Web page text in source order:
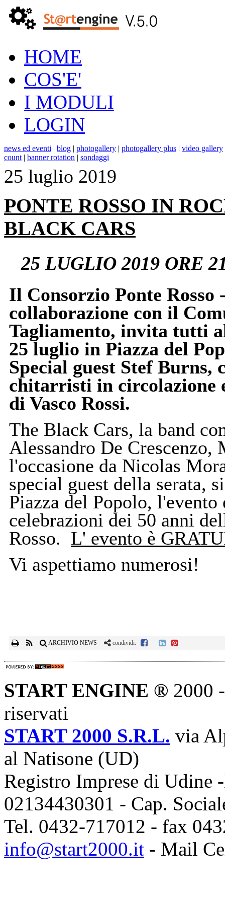
HOME
COS'E'
I MODULI
LOGIN
news ed eventi | blog | photogallery | photogallery plus | video gallery
count | banner rotation | sondaggi
25 luglio 2019
PONTE ROSSO IN
BLACK CARS
25 LUGLIO 2019 ORE
Il Consorzio Ponte Rosso
collaborazione con il
Tagliamento, invita tutti
25 luglio in Piazza del
Special guest Stef
chitarristi in circolazione
di Vasco Rossi.
The Black Cars, la band
Alessandro De Crescenzo,
l'occasione da Nicolas
special guest della serata,
Piazza del Popolo,
celebrazioni dei 50 anni
Rosso. L' evento è
Vi aspettiamo numerosi!
ARCHIVIO NEWS condividi:
START ENGINE ® 2000
riservati
START 2000 S.R.L. via
al Natisone (UD)
Registro Imprese di Udine
02134430301 - Cap.
Tel. 0432-717012 - fax
info@start2000.it - Mail